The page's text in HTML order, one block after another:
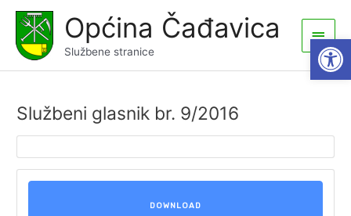
content
Općina Čađavica
Službene stranice
Main
Menu
Službeni glasnik br. 9/2016
DOWNLOAD